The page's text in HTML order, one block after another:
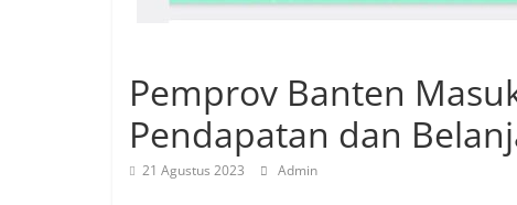
Pemprov Banten
Pendapatan dan
21 Agustus 2023 Admin